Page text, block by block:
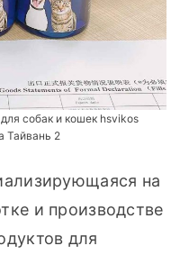
собак и кошек hsvikos
Тайвань 2
на
и производстве
для